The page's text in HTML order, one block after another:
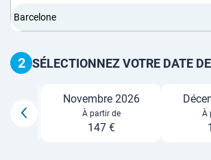
2 SÉLECTIONNEZ VOTRE DATE
Novembre 2026
À partir de
147 €
À